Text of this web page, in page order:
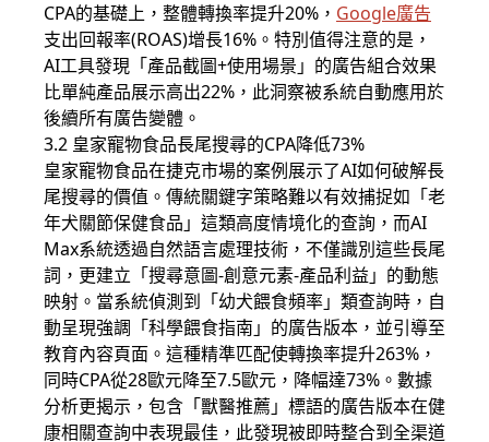
CPA的基礎上，整體轉換率提升20%， Google廣告
支出回報率(ROAS)增長16%。特別值得注意的是，
AI工具發現「產品截圖+使用場景」的廣告組合效果
比單純產品展示高出22%，此洞察被系統自動應用於
後續所有廣告變體。
3.2 皇家寵物食品長尾搜尋的CPA降低73%
皇家寵物食品在捷克市場的案例展示了AI如何破解長
尾搜尋的價值。傳統關鍵字策略難以有效捕捉如「老
年犬關節保健食品」這類高度情境化的查詢，而AI
Max系統透過自然語言處理技術，不僅識別這些長尾
詞，更建立「搜尋意圖-創意元素-產品利益」的動態
映射。當系統偵測到「幼犬餵食頻率」類查詢時，自
動呈現強調「科學餵食指南」的廣告版本，並引導至
教育內容頁面。這種精準匹配使轉換率提升263%，
同時CPA從28歐元降至7.5歐元，降幅達73%。數據
分析更揭示，包含「獸醫推薦」標語的廣告版本在健
康相關查詢中表現最佳，此發現被即時整合到全渠道